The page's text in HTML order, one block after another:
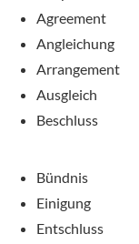
Agreement
Angleichung
Arrangement
Ausgleich
Beschluss
Bündnis
Einigung
Entschluss